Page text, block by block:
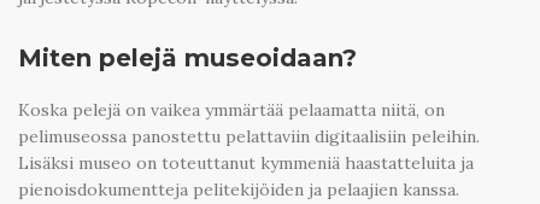
Miten pelejä museoidaan?
Koska pelejä on vaikea ymmärtää pelaamatta niitä, on
pelimuseossa panostettu pelattaviin digitaalisiin peleihin.
Lisäksi museo on toteuttanut kymmeniä haastatteluita ja
pienoisdokumentteja pelitekijöiden ja pelaajien kanssa.